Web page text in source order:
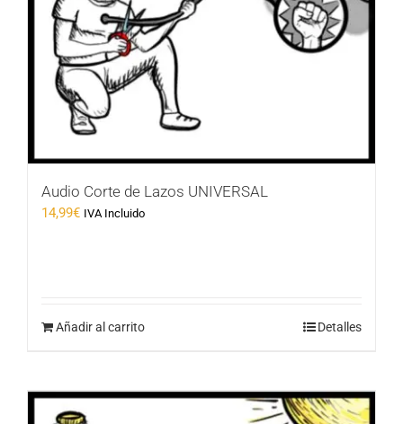
Audio Corte de Lazos UNIVERSAL
14,99€ IVA Incluido
Añadir al carrito Detalles